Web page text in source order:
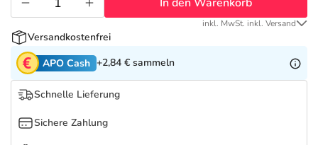
Tierapotheke
Vitamine & Mineralstoffe
Marken
Salus Deals
inkl. MwSt. inkl. Versand
Versandkostenfrei
APO Cash +2,84 € sammeln
Schnelle Lieferung
Sichere Zahlung